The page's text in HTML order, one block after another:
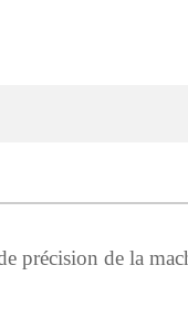
précision de la